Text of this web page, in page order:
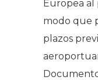
Europea al
modo que
plazos